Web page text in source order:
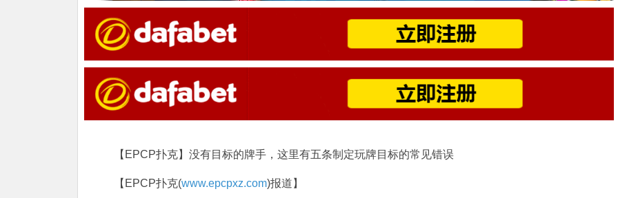
【EPCP扑克】没有目标的牌手，这里有五条制定玩牌目标的常见错误
【EPCP扑克(www.epcpxz.com)报道】